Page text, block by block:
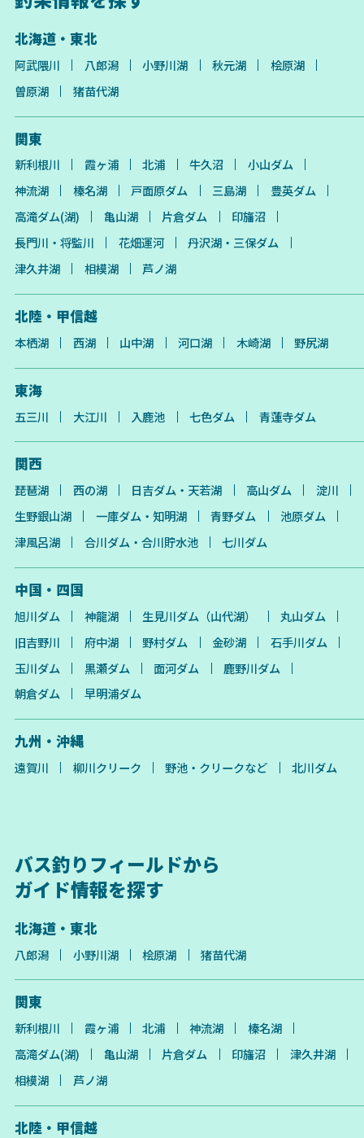
北海道・東北
阿武隈川 八郎潟 小野川湖 秋元湖
桧原湖
曽原湖
猪苗代湖
関東
新利根川 霞ヶ浦 北浦 牛久沼
小山ダム
神流湖
榛名湖 戸面原ダム 三島湖
豊英ダム
高滝ダム(湖)
亀山湖 片倉ダム
印旛沼
長門川・将監川
花畑運河
丹沢湖・三保ダム
津久井湖
相模湖 芦ノ湖
北陸・甲信越
本栖湖 西湖 山中湖 河口湖 木崎湖 野尻湖
東海
五三川 大江川 入鹿池 七色ダム 青蓮寺ダム
関西
琵琶湖 西の湖 日吉ダム・天若湖 高山ダム
淀川
生野銀山湖
一庫ダム・知明湖 青野ダム
池原ダム
津風呂湖
合川ダム・合川貯水池 七川ダム
中国・四国
旭川ダム 神龍湖 生見川ダム（山代湖）
丸山ダム
旧吉野川
府中湖 野村ダム 金砂湖
石手川ダム
玉川ダム
黒瀬ダム 面河ダム
鹿野川ダム
朝倉ダム
早明浦ダム
九州・沖縄
遠賀川 柳川クリーク 野池・クリークなど 北川ダム
バス釣りフィールドから
ガイド情報を探す
北海道・東北
八郎潟 小野川湖 桧原湖 猪苗代湖
関東
新利根川 霞ヶ浦 北浦 神流湖
榛名湖
高滝ダム(湖)
亀山湖 片倉ダム 印旛沼
津久井湖
相模湖
芦ノ湖
北陸・甲信越